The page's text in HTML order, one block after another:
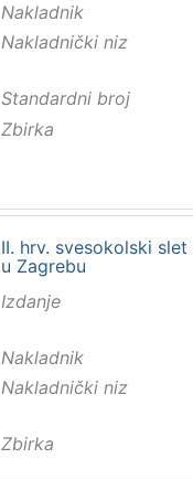
Nakladnik
Nakladnički niz
Standardni broj
Zbirka
II. hrv. svesokolski
u Zagrebu
Izdanje
Nakladnik
Nakladnički niz
Zbirka